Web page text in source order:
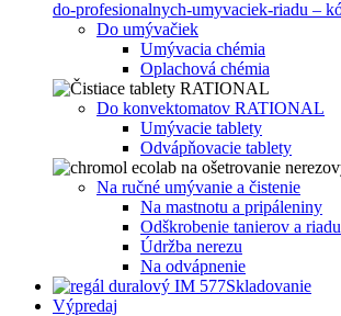
Do umývačiek
Umývacia chémia
Oplachová chémia
Do konvektomatov RATIONAL
Umývacie tablety
Odvápňovacie tablety
Na ručné umývanie a čistenie
Na mastnotu a pripáleniny
Odškrobenie tanierov a riadu
Údržba nerezu
Na odvápnenie
Skladovanie
Výpredaj